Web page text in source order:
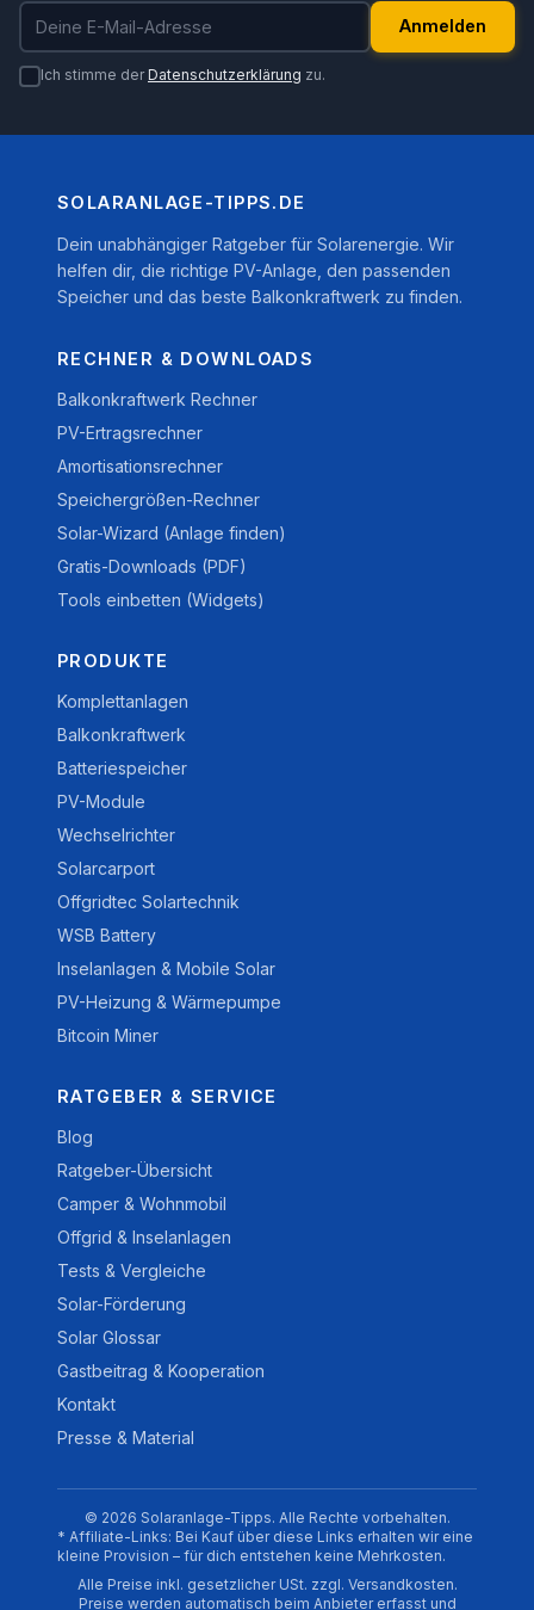
E-Mail-Adresse
Anmelden
Ich stimme derDatenschutzerklärung zu.
SOLARANLAGE-TIPPS.DE
Dein unabhängiger Ratgeber für Solarenergie. Wir
helfen dir, die richtige PV-Anlage, den passenden
Speicher und das beste Balkonkraftwerk zu finden.
RECHNER & DOWNLOADS
Balkonkraftwerk Rechner
PV-Ertragsrechner
Amortisationsrechner
Speichergrößen-Rechner
Solar-Wizard (Anlage finden)
Gratis-Downloads (PDF)
Tools einbetten (Widgets)
PRODUKTE
Komplettanlagen
Balkonkraftwerk
Batteriespeicher
PV-Module
Wechselrichter
Solarcarport
Offgridtec Solartechnik
WSB Battery
Inselanlagen & Mobile Solar
PV-Heizung & Wärmepumpe
Bitcoin Miner
RATGEBER & SERVICE
Blog
Ratgeber-Übersicht
Camper & Wohnmobil
Offgrid & Inselanlagen
Tests & Vergleiche
Solar-Förderung
Solar Glossar
Gastbeitrag & Kooperation
Kontakt
Presse & Material
© 2026 Solaranlage-Tipps. Alle Rechte vorbehalten.
* Affiliate-Links: Bei Kauf über diese Links erhalten wir eine
kleine Provision – für dich entstehen keine Mehrkosten.
Alle Preise inkl. gesetzlicher USt. zzgl. Versandkosten.
Preise werden automatisch beim Anbieter erfasst und